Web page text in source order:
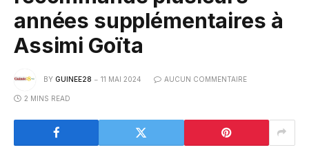
années supplémentaires à
Assimi Goïta
BY GUINEE28 11 MAI 2024 AUCUN COMMENTAIRE
2 MINS READ